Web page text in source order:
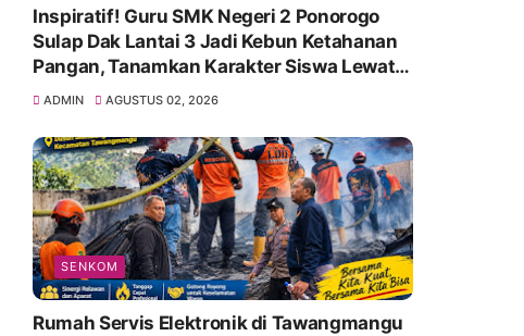
Inspiratif! Guru SMK Negeri 2 Ponorogo
Sulap Dak Lantai 3 Jadi Kebun Ketahanan
Pangan, Tanamkan Karakter Siswa Lewat
Aksi Nyata
ADMIN AGUSTUS 02, 2026
SENKOM
Rumah Servis Elektronik di Tawangmangu